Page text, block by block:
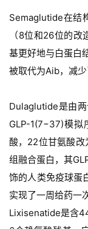
Semaglutide在结
（8位和26位的
基更好地与白蛋白
被取代为Aib，减少
Dulaglutide是由
GLP-1(7−37)模
酸，22位甘氨酸
组融合蛋白，其
饰的人类免疫球蛋
实现了一周给药一
Lixisenatide是含